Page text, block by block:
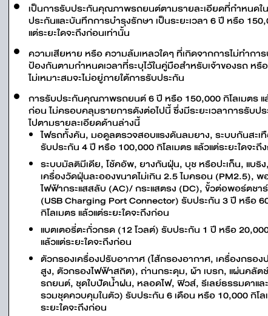
เป็นการรับประกันคุณภาพรถยนต์ตามรายละเอียดที่กำหนดใ
ประกันและบันทึกการบำรุงรักษา เป็นระยะเวลา 6 ปี หรือ
แต่ระยะใดจะถึงก่อนเท่านั้น
ความเสียหาย หรือ ความล้มเหลวใดๆ ที่เกิดจากการไม่ทำการ
ป้องกันตามกำหนดเวลาที่ระบุไว้ในคู่มือสำหรับเจ้าของรถ ห
ไม่เหมาะสมจะไม่อยู่ภายใต้การรับประกัน
การรับประกันคุณภาพรถยนต์ 6 ปี หรือ 150,000 กิโลเมตร แล้
ก่อน ไม่ครอบคลุมรายการดังต่อไปนี้ ซึ่งมีระยะเวลาการรับป
ไปตามรายละเอียดด้านล่างนี้
ไฟรถทั้งคัน, มอดูลตรวจสอบแรงดันลมยาง, ระบบกันสะเ
รับประกัน 4 ปี หรือ 100,000 กิโลเมตร แล้วแต่ระยะใดจะถึ
ระบบมัลติมีเดีย, โช้คอัพ, ยางกันฝุ่น, บุช หรือปะเก็น, แบริ
เครื่องวัดฝุ่นละอองขนาดไม่เกิน 2.5 ไมครอน (PM2.5),
ไฟฟ้ากระแสสลับ (AC)/ กระแสตรง (DC), ขั้วต่อพอร์ตชา
(USB Charging Port Connector) รับประกัน 3 ปี หรือ
กิโลเมตร แล้วแต่ระยะใดจะถึงก่อน
แบตเตอรี่ตะกั่วกรด (12 โวลต์) รับประกัน 1 ปี หรือ
แล้วแต่ระยะใดจะถึงก่อน
ตัวกรองเครื่องปรับอากาศ (ไส้กรองอากาศ, เครื่องกรอ
สูง, ตัวกรองไฟฟ้าสถิต), ถ่านกระดุม, ผ้า เบรก, แผ่นคลัต
รถยนต์, ชุดใบปัดน้ำฝน, หลอดไฟ, ฟิวส์, รีเลย์ธรรมดาแล
รวมชุดควบคุมในตัว) รับประกัน 6 เดือน หรือ 10,000 กิโล
ระยะใดจะถึงก่อน